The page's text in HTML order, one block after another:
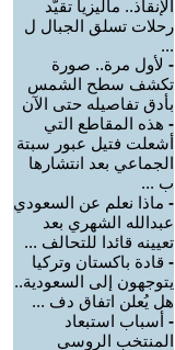
الإنقاذ.. ماليزيا تقيّد
رحلات تسلق الجبال ل
...
- لأول مرة.. صورة
تكشف سطح الشمس
بأدق تفاصيله حتى الآن
- هذه المقاطع التي
أشعلت فتيل عبور سبتة
الجماعي بعد انتشارها
ب ...
- ماذا نعلم عن السعودي
عبدالله الشهري بعد
تعيينه قائدا للتحالف ...
- قادة باكستان وتركيا
يتوجهون إلى السعودية..
هل يُعلن اتفاق دف ...
- أسباب استبعاد
المنتخب الروسي